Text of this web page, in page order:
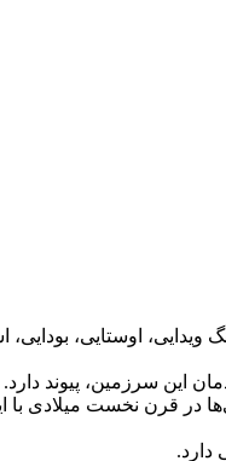
ویدایی، اوستایی،
سرزمین، پیوند دارد.